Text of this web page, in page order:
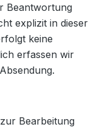
Beantwortung
explizit in dieser
keine
erfassen wir
Bearbeitung